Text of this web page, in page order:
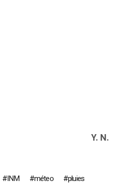
Y. N.
INM méteo
pluies